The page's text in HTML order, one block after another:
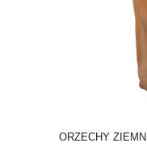
ORZECHY